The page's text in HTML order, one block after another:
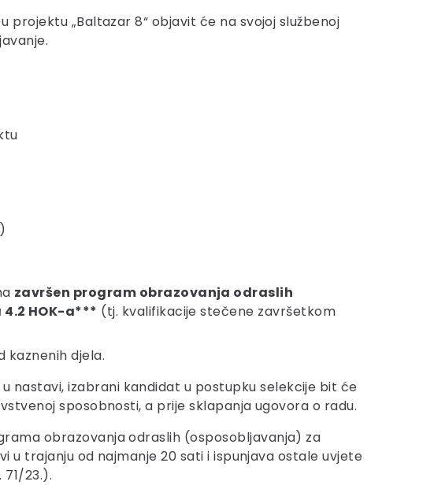
„Baltazar 8“ objavit će na svojoj službenoj
završen program obrazovanja odraslih
HOK-a*** (tj. kvalifikacije stečene završetkom
kaznenih djela.
nastavi, izabrani kandidat u postupku selekcije bit će
sposobnosti, a prije sklapanja ugovora o radu.
obrazovanja odraslih (osposobljavanja) za
u trajanju od najmanje 20 sati i ispunjava ostale uvjete
23.).